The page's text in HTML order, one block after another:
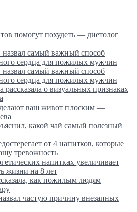
помогут похудеть — диетолог
самый важный способ
сердца для пожилых мужчин
самый важный способ
сердца для пожилых мужчин
рассказала о визуальных признаках
ваш живот плоским —
какой чай самый полезный
от 4 напитков, которые
тревожность
напитках увеличивает
жизни на 8 лет
как пожилым людям
частую причину внезапных